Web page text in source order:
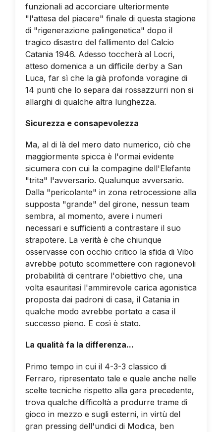
funzionali ad accorciare ulteriormente
"l'attesa del piacere" finale di questa stagione
di "rigenerazione palingenetica" dopo il
tragico disastro del fallimento del Calcio
Catania 1946. Adesso toccherà al Locri,
atteso domenica a un difficile derby a San
Luca, far sì che la già profonda voragine di
14 punti che lo separa dai rossazzurri non si
allarghi di qualche altra lunghezza.
Sicurezza e consapevolezza
Ma, al di là del mero dato numerico, ciò che
maggiormente spicca è l'ormai evidente
sicumera con cui la compagine dell'Elefante
"trita" l'avversario. Qualunque avversario.
Dalla "pericolante" in zona retrocessione alla
supposta "grande" del girone, nessun team
sembra, al momento, avere i numeri
necessari e sufficienti a contrastare il suo
strapotere. La verità è che chiunque
osservasse con occhio critico la sfida di Vibo
avrebbe potuto scommettere con ragionevoli
probabilità di centrare l'obiettivo che, una
volta esauritasi l'ammirevole carica agonistica
proposta dai padroni di casa, il Catania in
qualche modo avrebbe portato a casa il
successo pieno. E così è stato.
La qualità fa la differenza...
Primo tempo in cui il 4-3-3 classico di
Ferraro, ripresentato tale e quale anche nelle
scelte tecniche rispetto alla gara precedente,
trova qualche difficoltà a produrre trame di
gioco in mezzo e sugli esterni, in virtù del
gran pressing dell'undici di Modica, ben